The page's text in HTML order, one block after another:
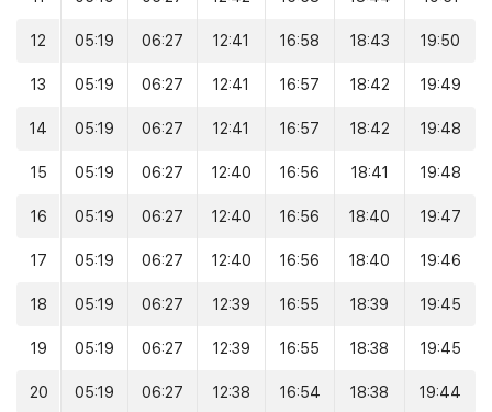
12 05:19 06:27 12:41 16:58 18:43 19:50
13 05:19 06:27 12:41 16:57 18:42 19:49
14 05:19 06:27 12:41 16:57 18:42 19:48
15 05:19 06:27 12:40 16:56 18:41 19:48
16 05:19 06:27 12:40 16:56 18:40 19:47
17 05:19 06:27 12:40 16:56 18:40 19:46
18 05:19 06:27 12:39 16:55 18:39 19:45
19 05:19 06:27 12:39 16:55 18:38 19:45
20 05:19 06:27 12:38 16:54 18:38 19:44